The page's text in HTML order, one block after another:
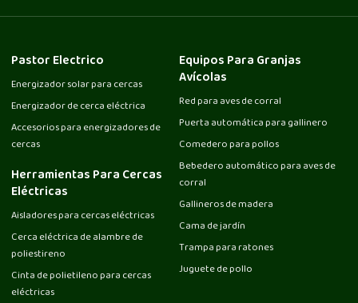
Pastor Electrico
Energizador solar para cercas
Energizador de cerca eléctrica
Accesorios para energizadores de
cercas
Herramientas Para Cercas
Eléctricas
Aisladores para cercas eléctricas
Cerca eléctrica de alambre de
poliestireno
Cinta de polietileno para cercas
eléctricas
Equipos Para Granjas
Avícolas
Red para aves de corral
Puerta automática para gallinero
Comedero para pollos
Bebedero automático para aves de
corral
Gallineros de madera
Cama de jardín
Trampa para ratones
Juguete de pollo